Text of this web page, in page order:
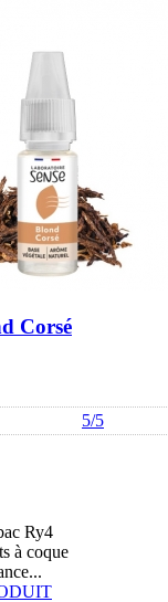
Corsé
5/5
Ry4
à coque